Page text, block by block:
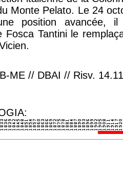
Monte Pelato. Le 24
position avancée,
Fosca Tantini le
ME // DBAI // Risv.